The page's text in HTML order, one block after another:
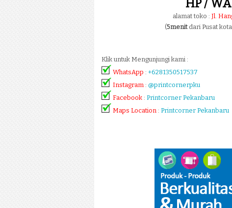
HP /
alamat toko : Jl.
(5menitdari Pusat
Klik untuk Mengunjungi kami :
WhatsApp : +6281350517537
Instagram : @printcornerpku
Facebook : Printcorner Pekanbaru
Maps Location : Printcorner Pekanbaru